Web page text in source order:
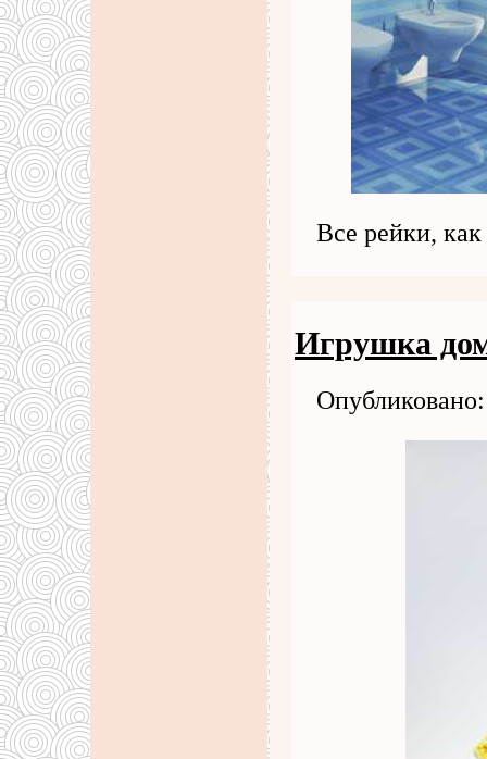
Все рейки, как
Игрушка